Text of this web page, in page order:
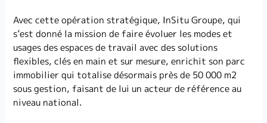
Avec cette opération stratégique, InSitu Groupe, qui
s’est donné la mission de faire évoluer les modes et
usages des espaces de travail avec des solutions
flexibles, clés en main et sur mesure, enrichit son parc
immobilier qui totalise désormais près de 50 000 m2
sous gestion, faisant de lui un acteur de référence au
niveau national.